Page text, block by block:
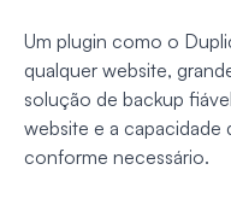
Um plugin como o
qualquer website,
solução de backup
website e a capacidade
conforme necessário.